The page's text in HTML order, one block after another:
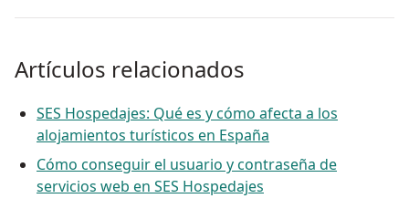
Artículos relacionados
SES Hospedajes: Qué es y cómo afecta a los
alojamientos turísticos en España
Cómo conseguir el usuario y contraseña de
servicios web en SES Hospedajes